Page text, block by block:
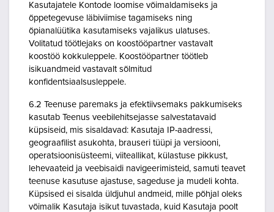
Kasutajatele Kontode loomise võimaldamiseks ja
õppetegevuse läbiviimise tagamiseks ning
õpianalüütika kasutamiseks vajalikus ulatuses.
Volitatud töötlejaks on koostööpartner vastavalt
koostöö kokkuleppele. Koostööpartner töötleb
isikuandmeid vastavalt sõlmitud
konfidentsiaalsusleppele.
6.2 Teenuse paremaks ja efektiivsemaks pakkumiseks
kasutab Teenus veebilehitsejasse salvestatavaid
küpsiseid, mis sisaldavad: Kasutaja IP-aadressi,
geograafilist asukohta, brauseri tüüpi ja versiooni,
operatsioonisüsteemi, viiteallikat, külastuse pikkust,
lehevaateid ja veebisaidi navigeerimisteid, samuti teavet
teenuse kasutuse ajastuse, sageduse ja mudeli kohta.
Küpsised ei sisalda üldjuhul andmeid, mille põhjal oleks
võimalik Kasutaja isikut tuvastada, kuid Kasutaja poolt